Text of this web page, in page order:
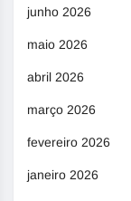
junho 2026
maio 2026
abril 2026
março 2026
fevereiro 2026
janeiro 2026